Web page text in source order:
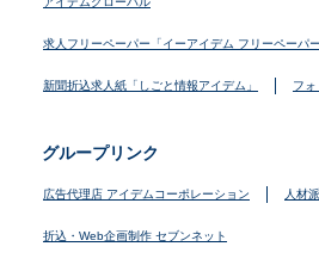
求人フリーペーパー「イーアイデム フリーペーパー
新聞折込求人紙「しごと情報アイデム」 フ
グループリンク
広告代理店 アイデムコーポレーション 人材
折込・Web企画制作 セブンネット